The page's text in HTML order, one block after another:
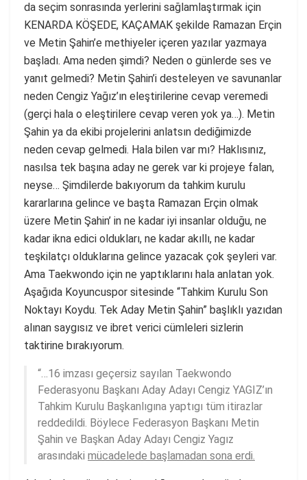
da seçim sonrasında yerlerini sağlamlaştırmak için
KENARDA KÖŞEDE, KAÇAMAK şekilde Ramazan Erçin
ve Metin Şahin’e methiyeler içeren yazılar yazmaya
başladı. Ama neden şimdi? Neden o günlerde ses ve
yanıt gelmedi? Metin Şahin’i desteleyen ve savunanlar
neden Cengiz Yağız’ın eleştirilerine cevap veremedi
(gerçi hala o eleştirilere cevap veren yok ya…). Metin
Şahin ya da ekibi projelerini anlatsın dediğimizde
neden cevap gelmedi. Hala bilen var mı? Haklısınız,
nasılsa tek başına aday ne gerek var ki projeye falan,
neyse… Şimdilerde bakıyorum da tahkim kurulu
kararlarına gelince ve başta Ramazan Erçin olmak
üzere Metin Şahin’ in ne kadar iyi insanlar olduğu, ne
kadar ikna edici oldukları, ne kadar akıllı, ne kadar
teşkilatçı olduklarına gelince yazacak çok şeyleri var.
Ama Taekwondo için ne yaptıklarını hala anlatan yok.
Aşağıda Koyuncuspor sitesinde “Tahkim Kurulu Son
Noktayı Koydu. Tek Aday Metin Şahin” başlıklı yazıdan
alınan saygısız ve ibret verici cümleleri sizlerin
taktirine bırakıyorum.
“…16 imzası geçersiz sayılan Taekwondo
Federasyonu Başkanı Aday Adayı Cengiz YAGIZ’ın
Tahkim Kurulu Başkanlıgına yaptıgı tüm itirazlar
reddedildi. Böylece Federasyon Başkanı Metin
Şahin ve Başkan Aday Adayı Cengiz Yagız
arasındaki mücadelede başlamadan sona erdi.